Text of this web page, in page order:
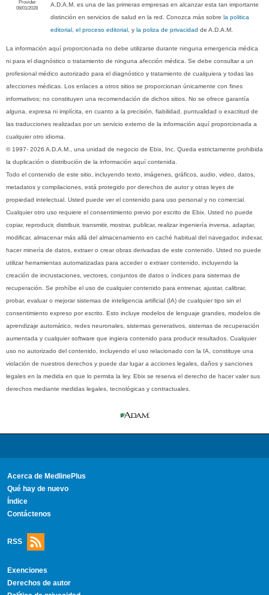
Provider
06/01/2028
A.D.A.M. es una de las primeras empresas en alcanzar esta tan importante
distinción en servicios de salud en la red. Conozca más sobrela politica
editorial, el proceso editorial , yla poliza de privacidad de A.D.A.M.
La información aquí proporcionada no debe utilizarse durante ninguna emergencia médica
ni para el diagnóstico o tratamiento de ninguna afección médica. Se debe consultar a un
profesional médico autorizado para el diagnóstico y tratamiento de cualquiera y todas las
afecciones médicas. Los enlaces a otros sitios se proporcionan únicamente con fines
informativos; no constituyen una recomendación de dichos sitios. No se ofrece garantía
alguna, expresa ni implícita, en cuanto a la precisión, fiabilidad, puntualidad o exactitud de
las traducciones realizadas por un servicio externo de la información aquí proporcionada a
cualquier otro idioma.
© 1997- 2026 A.D.A.M., una unidad de negocio de Ebix, Inc. Queda estrictamente prohibida
la duplicación o distribución de la información aquí contenida.
Todo el contenido de este sitio, incluyendo texto, imágenes, gráficos, audio, video, datos,
metadatos y compilaciones, está protegido por derechos de autor y otras leyes de
propiedad intelectual. Usted puede ver el contenido para uso personal y no comercial.
Cualquier otro uso requiere el consentimiento previo por escrito de Ebix. Usted no puede
copiar, reproducir, distribuir, transmitir, mostrar, publicar, realizar ingeniería inversa, adaptar,
modificar, almacenar más allá del almacenamiento en caché habitual del navegador, indexar,
hacer minería de datos, extraer o crear obras derivadas de este contenido. Usted no puede
utilizar herramientas automatizadas para acceder o extraer contenido, incluyendo la
creación de incrustaciones, vectores, conjuntos de datos o índices para sistemas de
recuperación. Se prohíbe el uso de cualquier contenido para entrenar, ajustar, calibrar,
probar, evaluar o mejorar sistemas de inteligencia artificial (IA) de cualquier tipo sin el
consentimiento expreso por escrito. Esto incluye modelos de lenguaje grandes, modelos de
aprendizaje automático, redes neuronales, sistemas generativos, sistemas de recuperación
aumentada y cualquier software que ingiera contenido para producir resultados. Cualquier
uso no autorizado del contenido, incluyendo el uso relacionado con la IA, constituye una
violación de nuestros derechos y puede dar lugar a acciones legales, daños y sanciones
legales en la medida en que lo permita la ley. Ebix se reserva el derecho de hacer valer sus
derechos mediante medidas legales, tecnológicas y contractuales.
Acerca de MedlinePlus
Qué hay de nuevo
Índice
Contáctenos
RSS
Exenciones
Derechos de autor